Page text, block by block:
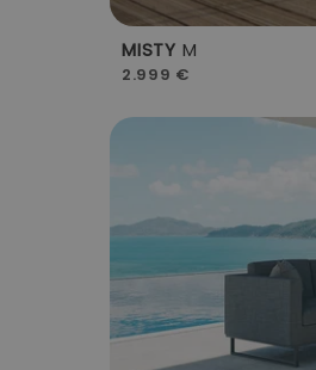
MISTY M
2.999 €